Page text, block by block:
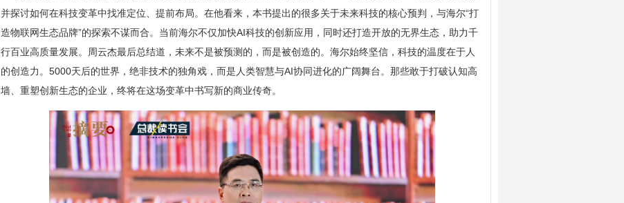
并探讨如何在科技变革中找准定位、提前布局。在他看来，本书提出的很多关于未来科技的核心预判，与海尔“打
造物联网生态品牌”的探索不谋而合。当前海尔不仅加快AI科技的创新应用，同时还打造开放的无界生态，助力千
行百业高质量发展。周云杰最后总结道，未来不是被预测的，而是被创造的。海尔始终坚信，科技的温度在于人
的创造力。5000天后的世界，绝非技术的独角戏，而是人类智慧与AI协同进化的广阔舞台。那些敢于打破认知高
墙、重塑创新生态的企业，终将在这场变革中书写新的商业传奇。